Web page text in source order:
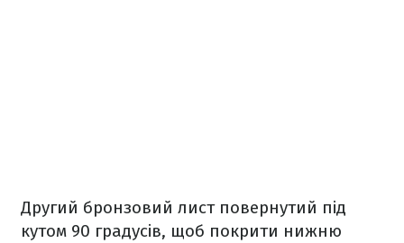
Другий бронзовий лист повернутий під
кутом 90 градусів, щоб покрити нижню